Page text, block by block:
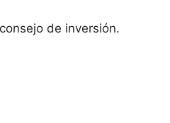
de inversión.